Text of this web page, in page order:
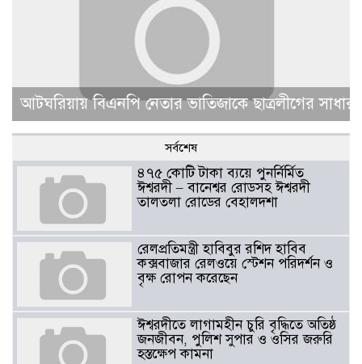
আটঘরিয়ায় বিএনপি নেতার ভাতিজাকে ছাত্রলীগের
সর্বশেষ
৪৭৫ কোটি টাকা ব্যয়ে পুনর্নির্মিত
ঈশ্বরদী – বানেশ্বর রোডসহ ঈশ্বরদী
তালতলা রোডের বেহালদশা
রেলপ্রতিমন্ত্রী হাবিবুর রশিদ হাবিব
কক্সবাজার রেলওয়ে স্টেশন পরিদর্শন ও
বৃক্ষ রোপন করেছেন
ঈশ্বরদীতে লাগামহীন চুরি বৃদ্ধিতে অতিষ্ঠ
জনজীবন, পুলিশ সুপার ও ওসির জরুরি
হস্তক্ষেপ কামনা ​